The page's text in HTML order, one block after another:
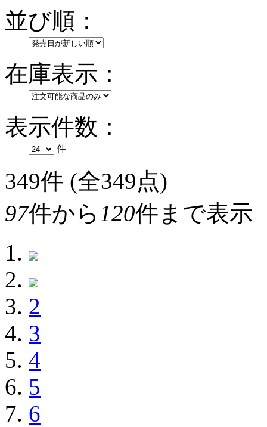
並び順：
在庫表示：
表示件数：
件
349件 (全349点)
97件から 120件まで表示
2
3
4
5
6